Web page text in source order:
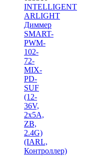
INTELLIGENT
ARLIGHT
Диммер
SMART-
PWM-
102-
72-
MIX-
PD-
SUF
(12-
36V,
2x5A,
ZB,
2.4G)
(IARL,
Контроллер)